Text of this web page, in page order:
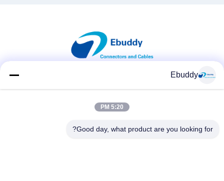
اتصال سريع
Ebuddy
5:20 PM
Good day, what product are you looking for?